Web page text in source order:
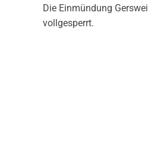
Die Einmündung
vollgesperrt.